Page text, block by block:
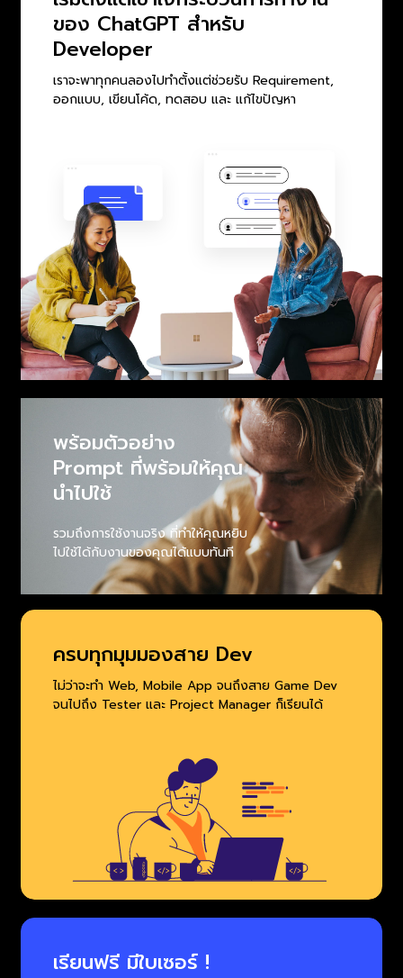
ของ ChatGPT สำหรับ
Developer
เราจะพาทุกคนลองไปทำตั้งแต่ช่วยรับ Requirement,
ออกแบบ, เขียนโค้ด, ทดสอบ และ แก้ไขปัญหา
พร้อมตัวอย่าง
Prompt ที่พร้อมให้คุณ
นำไปใช้
รวมถึงการใช้งานจริง ที่ทำให้คุณหยิบ
ไปใช้ได้กับงานของคุณได้แบบทันที
ครบทุกมุมมองสาย Dev
ไม่ว่าจะทำ Web, Mobile App จนถึงสาย Game Dev
จนไปถึง Tester และ Project Manager ก็เรียนได้
เรียนฟรี มีใบเซอร์ !